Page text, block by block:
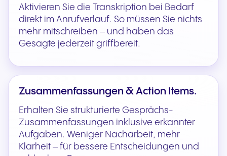
Aktivieren Sie die Transkription bei Bedarf
direkt im Anrufverlauf. So müssen Sie nichts
mehr mitschreiben – und haben das
Gesagte jederzeit griffbereit.
Zusammenfassungen & Action Items.
Erhalten Sie strukturierte Gesprächs-
Zusammenfassungen inklusive erkannter
Aufgaben. Weniger Nacharbeit, mehr
Klarheit – für bessere Entscheidungen und